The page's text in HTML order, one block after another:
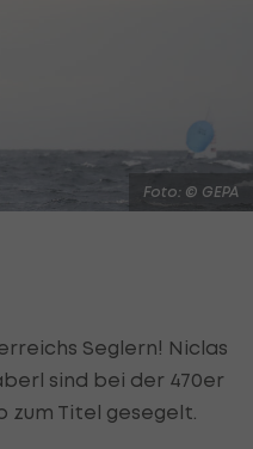
Foto: © GEPA
Seglern! Niclas
sind bei der 470er
zum Titel gesegelt.